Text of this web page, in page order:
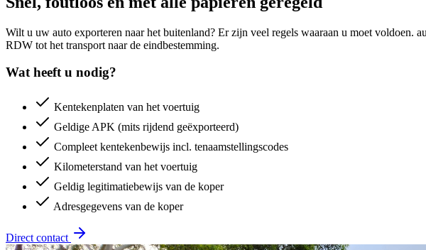
Wilt u uw auto exporteren naar het buitenland? Er zijn veel regels waaraan u moet
RDW tot het transport naar de eindbestemming.
Wat heeft u nodig?
Kentekenplaten van het voertuig
Geldige APK (mits rijdend geëxporteerd)
Compleet kentekenbewijs incl. tenaamstellingscodes
Kilometerstand van het voertuig
Geldig legitimatiebewijs van de koper
Adresgegevens van de koper
Direct contact